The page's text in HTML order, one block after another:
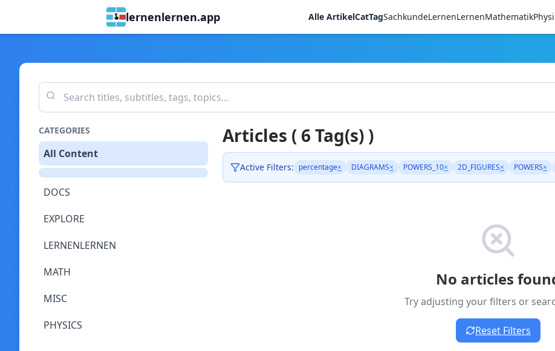
lernenlernen.app Alle ArtikelCatTagSachkundeLernenLernenMathematik
CATEGORIES
All Content
DOCS
EXPLORE
LERNENLERNEN
MATH
MISC
PHYSICS
Articles ( 6 Tag(s) )
Active Filters: percentage× DIAGRAMS× POWERS_10× 2D_FIGURES× POWERS×
No articles
Try adjusting your filters or
Reset Filters